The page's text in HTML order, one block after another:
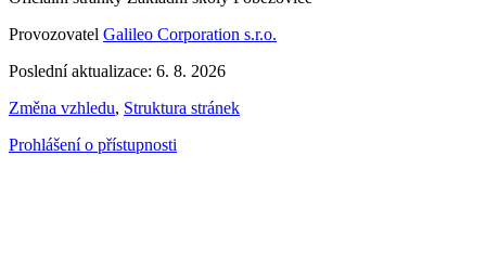
Provozovatel Galileo Corporation s.r.o.
Poslední aktualizace: 6. 8. 2026
Změna vzhledu, Struktura stránek
Prohlášení o přístupnosti